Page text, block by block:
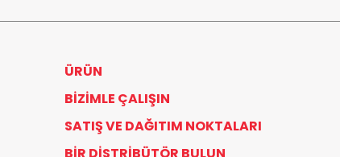
ÜRÜN
BIZIMLE ÇALIŞIN
SATIŞ VE DAĞITIM NOKTALARI